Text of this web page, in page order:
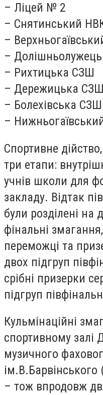
– Ліцей № 2
– Снятинський
–
–
– Рихтицька СЗШ
– Дережицька СЗШ
– Болехівська СЗШ
–
Спортивне
три етапи:
учнів школи для
закладу. Відтак
були розділені на
фінальні
переможці та
двох підгруп
срібні призерки
підгруп
Кульмінаційні
спортивному залі
музичного
– тож впродовж